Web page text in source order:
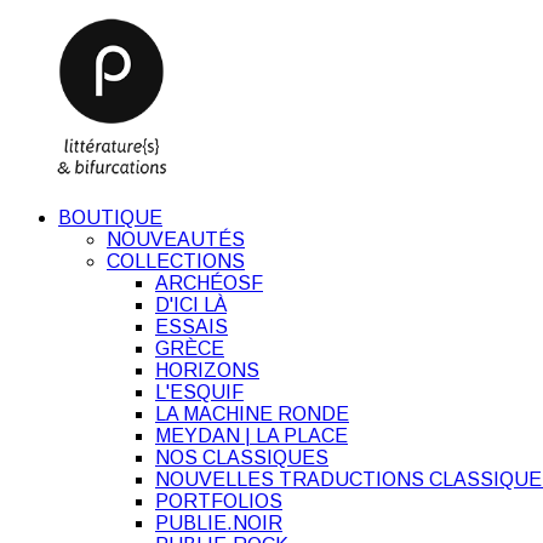
BOUTIQUE
NOUVEAUTÉS
COLLECTIONS
ARCHÉOSF
D'ICI LÀ
ESSAIS
GRÈCE
HORIZONS
L'ESQUIF
LA MACHINE RONDE
MEYDAN | LA PLACE
NOS CLASSIQUES
NOUVELLES TRADUCTIONS
PORTFOLIOS
PUBLIE.NOIR